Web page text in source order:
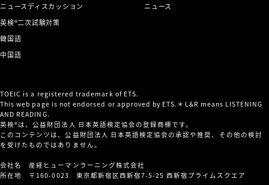
ニュースディスカッション
英検®二次試験対策
韓国語
中国語
ニュース
TOEIC is a registered trademark of ETS.
This web page is not endorsed or approved by ETS.＊L&R means LISTENING
AND READING.
英検®は、公益財団法人 日本英語検定協会の登録商標です。
このコンテンツは、公益財団法人 日本英語検定協会の承認や推奨、その他の検討
を受けたものではありません。
会社名 産経ヒューマンラーニング株式会社
所在地 〒160-0023 東京都新宿区西新宿7-5-25 西新宿プライムスクエア